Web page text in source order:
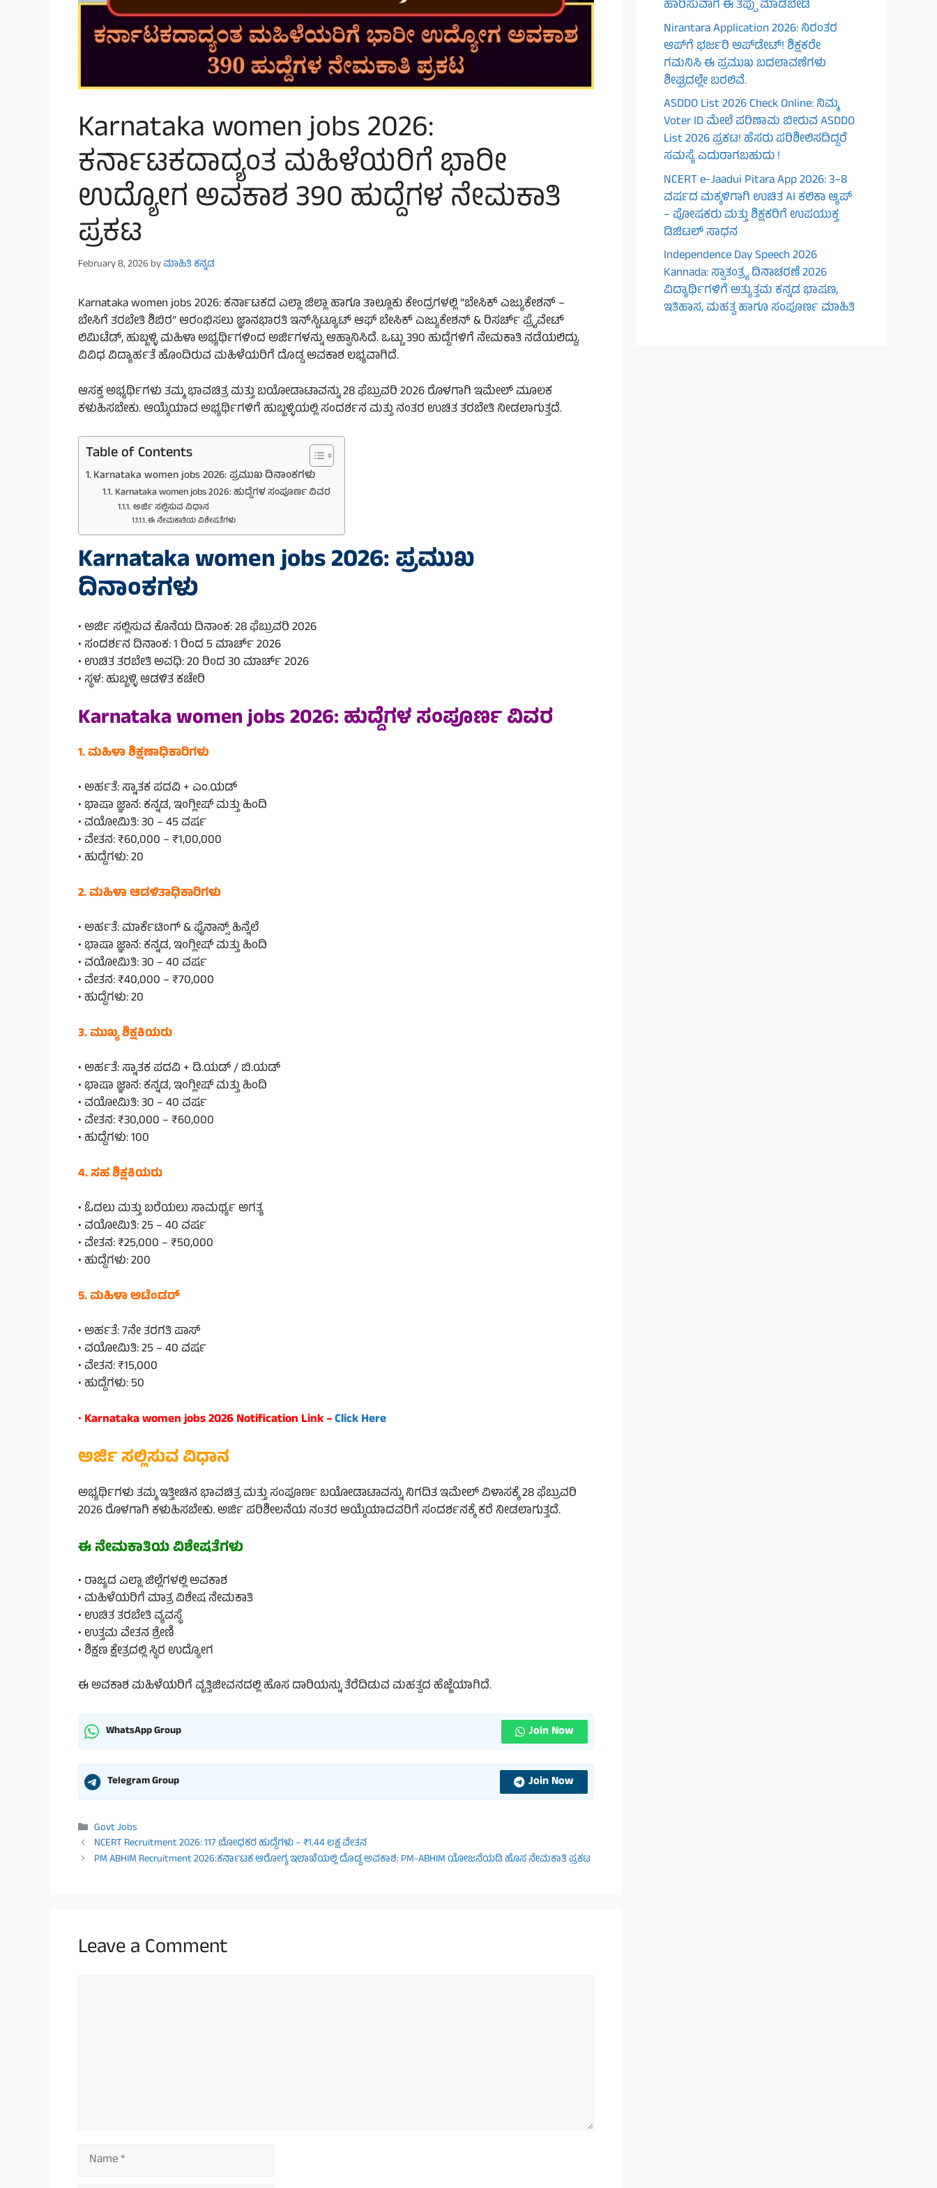
Karnataka women jobs 2026:
ಕರ್ನಾಟಕದಾದ್ಯಂತ ಮಹಿಳೆಯರಿಗೆ ಭಾರೀ
ಉದ್ಯೋಗ ಅವಕಾಶ 390 ಹುದ್ದೆಗಳ ನೇಮಕಾತಿ
ಪ್ರಕಟ
February 8, 2026 byಮಾಹಿತಿ ಕನ್ನಡ
Karnataka women jobs 2026: ಕರ್ನಾಟಕದ ಎಲ್ಲಾ ಜಿಲ್ಲಾ ಹಾಗೂ ತಾಲ್ಲೂಕು ಕೇಂದ್ರಗಳಲ್ಲಿ “ಬೇಸಿಕ್ ಎಜ್ಯುಕೇಶನ್ –
ಬೇಸಿಗೆ ತರಬೇತಿ ಶಿಬಿರ” ಆರಂಭಿಸಲು ಜ್ಞಾನಭಾರತಿ ಇನ್‌ಸ್ಟಿಟ್ಯೂಟ್ ಆಫ್ ಬೇಸಿಕ್ ಎಜ್ಯುಕೇಶನ್ & ರಿಸರ್ಚ್ ಪ್ರೈವೇಟ್
ಲಿಮಿಟೆಡ್, ಹುಬ್ಬಳ್ಳಿ ಮಹಿಳಾ ಅಭ್ಯರ್ಥಿಗಳಿಂದ ಅರ್ಜಿಗಳನ್ನು ಆಹ್ವಾನಿಸಿದೆ. ಒಟ್ಟು 390 ಹುದ್ದೆಗಳಿಗೆ ನೇಮಕಾತಿ ನಡೆಯಲಿದ್ದು,
ವಿವಿಧ ವಿದ್ಯಾರ್ಹತೆ ಹೊಂದಿರುವ ಮಹಿಳೆಯರಿಗೆ ದೊಡ್ಡ ಅವಕಾಶ ಲಭ್ಯವಾಗಿದೆ.
ಆಸಕ್ತ ಅಭ್ಯರ್ಥಿಗಳು ತಮ್ಮ ಭಾವಚಿತ್ರ ಮತ್ತು ಬಯೋಡಾಟಾವನ್ನು 28 ಫೆಬ್ರುವರಿ 2026 ರೊಳಗಾಗಿ ಇಮೇಲ್ ಮೂಲಕ
ಕಳುಹಿಸಬೇಕು. ಆಯ್ಕೆಯಾದ ಅಭ್ಯರ್ಥಿಗಳಿಗೆ ಹುಬ್ಬಳ್ಳಿಯಲ್ಲಿ ಸಂದರ್ಶನ ಮತ್ತು ನಂತರ ಉಚಿತ ತರಬೇತಿ ನೀಡಲಾಗುತ್ತದೆ.
Table of Contents
Karnataka women jobs 2026: ಪ್ರಮುಖ ದಿನಾಂಕಗಳು
Karnataka women jobs 2026: ಹುದ್ದೆಗಳ ಸಂಪೂರ್ಣ ವಿವರ
ಅರ್ಜಿ ಸಲ್ಲಿಸುವ ವಿಧಾನ
ಈ ನೇಮಕಾತಿಯ ವಿಶೇಷತೆಗಳು
Karnataka women jobs 2026: ಪ್ರಮುಖ
ದಿನಾಂಕಗಳು
• ಅರ್ಜಿ ಸಲ್ಲಿಸುವ ಕೊನೆಯ ದಿನಾಂಕ: 28 ಫೆಬ್ರುವರಿ 2026
• ಸಂದರ್ಶನ ದಿನಾಂಕ: 1 ರಿಂದ 5 ಮಾರ್ಚ್ 2026
• ಉಚಿತ ತರಬೇತಿ ಅವಧಿ: 20 ರಿಂದ 30 ಮಾರ್ಚ್ 2026
• ಸ್ಥಳ: ಹುಬ್ಬಳ್ಳಿ ಆಡಳಿತ ಕಚೇರಿ
Karnataka women jobs 2026: ಹುದ್ದೆಗಳ ಸಂಪೂರ್ಣ ವಿವರ
1. ಮಹಿಳಾ ಶಿಕ್ಷಣಾಧಿಕಾರಿಗಳು
• ಅರ್ಹತೆ: ಸ್ನಾತಕ ಪದವಿ + ಎಂ.ಯಡ್
• ಭಾಷಾ ಜ್ಞಾನ: ಕನ್ನಡ, ಇಂಗ್ಲೀಷ್ ಮತ್ತು ಹಿಂದಿ
• ವಯೋಮಿತಿ: 30 – 45 ವರ್ಷ
• ವೇತನ: ₹60,000 – ₹1,00,000
• ಹುದ್ದೆಗಳು: 20
2. ಮಹಿಳಾ ಆಡಳಿತಾಧಿಕಾರಿಗಳು
• ಅರ್ಹತೆ: ಮಾರ್ಕೆಟಿಂಗ್ & ಫೈನಾನ್ಸ್ ಹಿನ್ನೆಲೆ
• ಭಾಷಾ ಜ್ಞಾನ: ಕನ್ನಡ, ಇಂಗ್ಲೀಷ್ ಮತ್ತು ಹಿಂದಿ
• ವಯೋಮಿತಿ: 30 – 40 ವರ್ಷ
• ವೇತನ: ₹40,000 – ₹70,000
• ಹುದ್ದೆಗಳು: 20
3. ಮುಖ್ಯ ಶಿಕ್ಷಕಿಯರು
• ಅರ್ಹತೆ: ಸ್ನಾತಕ ಪದವಿ + ಡಿ.ಯಡ್ / ಬಿ.ಯಡ್
• ಭಾಷಾ ಜ್ಞಾನ: ಕನ್ನಡ, ಇಂಗ್ಲೀಷ್ ಮತ್ತು ಹಿಂದಿ
• ವಯೋಮಿತಿ: 30 – 40 ವರ್ಷ
• ವೇತನ: ₹30,000 – ₹60,000
• ಹುದ್ದೆಗಳು: 100
4. ಸಹ ಶಿಕ್ಷಕಿಯರು
• ಓದಲು ಮತ್ತು ಬರೆಯಲು ಸಾಮರ್ಥ್ಯ ಅಗತ್ಯ
• ವಯೋಮಿತಿ: 25 – 40 ವರ್ಷ
• ವೇತನ: ₹25,000 – ₹50,000
• ಹುದ್ದೆಗಳು: 200
5. ಮಹಿಳಾ ಅಟೆಂಡರ್
• ಅರ್ಹತೆ: 7ನೇ ತರಗತಿ ಪಾಸ್
• ವಯೋಮಿತಿ: 25 – 40 ವರ್ಷ
• ವೇತನ: ₹15,000
• ಹುದ್ದೆಗಳು: 50
• Karnataka women jobs 2026 Notification Link –Click Here
ಅರ್ಜಿ ಸಲ್ಲಿಸುವ ವಿಧಾನ
ಅಭ್ಯರ್ಥಿಗಳು ತಮ್ಮ ಇತ್ತೀಚಿನ ಭಾವಚಿತ್ರ ಮತ್ತು ಸಂಪೂರ್ಣ ಬಯೋಡಾಟಾವನ್ನು ನಿಗದಿತ ಇಮೇಲ್ ವಿಳಾಸಕ್ಕೆ 28 ಫೆಬ್ರುವರಿ
2026 ರೊಳಗಾಗಿ ಕಳುಹಿಸಬೇಕು. ಅರ್ಜಿ ಪರಿಶೀಲನೆಯ ನಂತರ ಆಯ್ಕೆಯಾದವರಿಗೆ ಸಂದರ್ಶನಕ್ಕೆ ಕರೆ ನೀಡಲಾಗುತ್ತದೆ.
ಈ ನೇಮಕಾತಿಯ ವಿಶೇಷತೆಗಳು
• ರಾಜ್ಯದ ಎಲ್ಲಾ ಜಿಲ್ಲೆಗಳಲ್ಲಿ ಅವಕಾಶ
• ಮಹಿಳೆಯರಿಗೆ ಮಾತ್ರ ವಿಶೇಷ ನೇಮಕಾತಿ
• ಉಚಿತ ತರಬೇತಿ ವ್ಯವಸ್ಥೆ
• ಉತ್ತಮ ವೇತನ ಶ್ರೇಣಿ
• ಶಿಕ್ಷಣ ಕ್ಷೇತ್ರದಲ್ಲಿ ಸ್ಥಿರ ಉದ್ಯೋಗ
ಈ ಅವಕಾಶ ಮಹಿಳೆಯರಿಗೆ ವೃತ್ತಿಜೀವನದಲ್ಲಿ ಹೊಸ ದಾರಿಯನ್ನು ತೆರೆದಿಡುವ ಮಹತ್ವದ ಹೆಜ್ಜೆಯಾಗಿದೆ.
WhatsApp Group Join Now
Telegram Group Join Now
Categories
Govt Jobs
NCERT Recruitment 2026: 117 ಬೋಧಕರ ಹುದ್ದೆಗಳು – ₹1.44 ಲಕ್ಷ ವೇತನ
PM ABHIM Recruitment 2026:ಕರ್ನಾಟಕ ಆರೋಗ್ಯ ಇಲಾಖೆಯಲ್ಲಿ ದೊಡ್ಡ ಅವಕಾಶ: PM-ABHIM ಯೋಜನೆಯಡಿ ಹೊಸ ನೇಮಕಾತಿ ಪ್ರಕಟ
Leave a Comment
Name
ಹಾರಿಸುವಾಗ ಈ ತಪ್ಪು ಮಾಡಬೇಡಿ
Nirantara Application 2026: ನಿರಂತರ
ಆಪ್‌ಗೆ ಭರ್ಜರಿ ಅಪ್‌ಡೇಟ್! ಶಿಕ್ಷಕರೇ
ಗಮನಿಸಿ ಈ ಪ್ರಮುಖ ಬದಲಾವಣೆಗಳು
ಶೀಘ್ರದಲ್ಲೇ ಬರಲಿವೆ.
ASDDO List 2026 Check Online: ನಿಮ್ಮ
Voter ID ಮೇಲೆ ಪರಿಣಾಮ ಬೀರುವ ASDDO
List 2026 ಪ್ರಕಟ! ಹೆಸರು ಪರಿಶೀಲಿಸದಿದ್ದರೆ
ಸಮಸ್ಯೆ ಎದುರಾಗಬಹುದು !
NCERT e-Jaadui Pitara App 2026: 3–8
ವರ್ಷದ ಮಕ್ಕಳಿಗಾಗಿ ಉಚಿತ AI ಕಲಿಕಾ ಆ್ಯಪ್
– ಪೋಷಕರು ಮತ್ತು ಶಿಕ್ಷಕರಿಗೆ ಉಪಯುಕ್ತ
ಡಿಜಿಟಲ್ ಸಾಧನ
Independence Day Speech 2026
Kannada: ಸ್ವಾತಂತ್ರ್ಯ ದಿನಾಚರಣೆ 2026
ವಿದ್ಯಾರ್ಥಿಗಳಿಗೆ ಅತ್ಯುತ್ತಮ ಕನ್ನಡ ಭಾಷಣ,
ಇತಿಹಾಸ, ಮಹತ್ವ ಹಾಗೂ ಸಂಪೂರ್ಣ ಮಾಹಿತಿ